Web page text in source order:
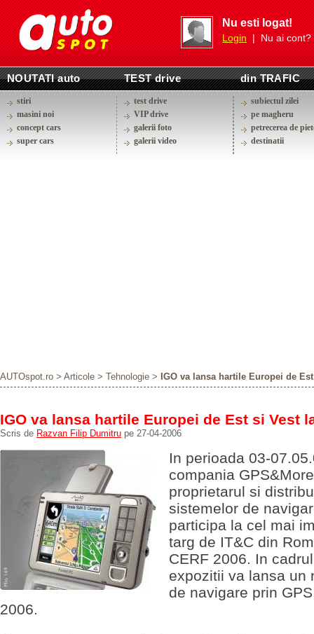
Nu esti logat!
Login| Nu ai cont?
NOUTATI auto TEST drive din TRAFIC
stiri
masini noi
concept cars
super cars
test drive
VIP drive
galerii foto
galerii video
subiectul zilei
pe magheru
petrecerea de
destinatii
AUTOspot.ro > Articole > Tehnologie > IGO va lansa hartile Europei de
IGO va lansa hartile Europei de Est si Vest
Scris de Razvan Filip Dumitru pe 27-04-2006
In perioada 03-
compania
proprietarul si
sistemelor de
participa la cel mai
targ de IT&C din
CERF 2006. In
expozitii va lansa un
de navigare prin
2006.